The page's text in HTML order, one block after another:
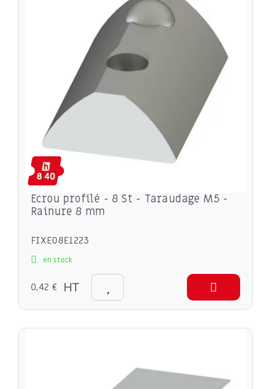
Ecrou profilé - 8 St - Taraudage M5 -
Rainure 8 mm
FIXE08E1223
en stock
0,42 € HT